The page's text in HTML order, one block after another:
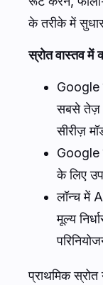
के तरीके में
स्रोत वास्तव में
Google
सबसे तेज़
सीरीज़
Google
के लिए
लॉन्च में
मूल्य
प्राथमिक स्रोत